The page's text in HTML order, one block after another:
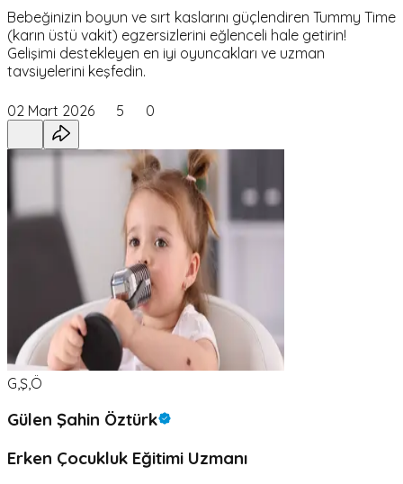
Bebeğinizin boyun ve sırt kaslarını güçlendiren Tummy Time
(karın üstü vakit) egzersizlerini eğlenceli hale getirin!
Gelişimi destekleyen en iyi oyuncakları ve uzman
tavsiyelerini keşfedin.
02 Mart 2026 5 0
G,Ş,Ö
Gülen Şahin Öztürk
Erken Çocukluk Eğitimi Uzmanı